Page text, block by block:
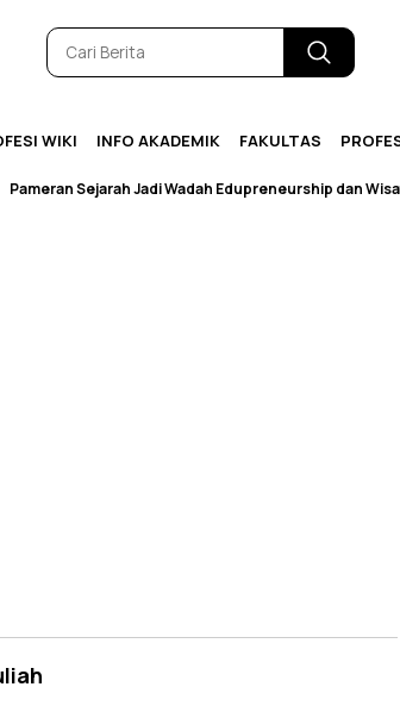
WIKI INFO AKADEMIK FAKULTAS
Sejarah Jadi Wadah Edupreneurship dan Wisata